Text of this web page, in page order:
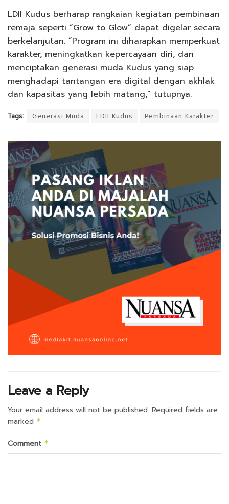
LDII Kudus berharap rangkaian kegiatan pembinaan
remaja seperti “Grow to Glow” dapat digelar secara
berkelanjutan. “Program ini diharapkan memperkuat
karakter, meningkatkan kepercayaan diri, dan
menciptakan generasi muda Kudus yang siap
menghadapi tantangan era digital dengan akhlak
dan kapasitas yang lebih matang,” tutupnya.
Tags: Generasi Muda LDII Kudus Pembinaan Karakter
Leave a Reply
Your email address will not be published. Required fields are
marked *
Comment *